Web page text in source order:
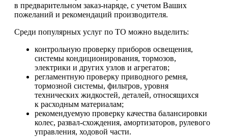
в предварительном заказ-наряде, с учетом Ваших
пожеланий и рекомендаций производителя.
Среди популярных услуг по ТО можно выделить:
контрольную проверку приборов освещения,
системы кондиционирования, тормозов,
электрики и других узлов и агрегатов;
регламентную проверку приводного ремня,
тормозной системы, фильтров, уровня
технических жидкостей, деталей, относящихся
к расходным материалам;
рекомендуемую проверку качества балансировки
колес, развал-схождения, амортизаторов, рулевого
управления, ходовой части.